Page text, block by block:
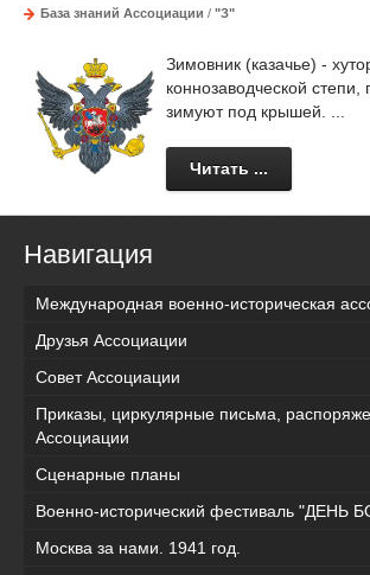
База знаний Ассоциации / "З"
Зимовник (казачье) -
коннозаводческой степи,
зимуют под крышей. ...
Читать ...
Навигация
Международная военно-историческая
Друзья Ассоциации
Совет Ассоциации
Приказы, циркулярные письма,
Ассоциации
Сценарные планы
Военно-исторический фестиваль "ДЕНЬ
Москва за нами. 1941 год.